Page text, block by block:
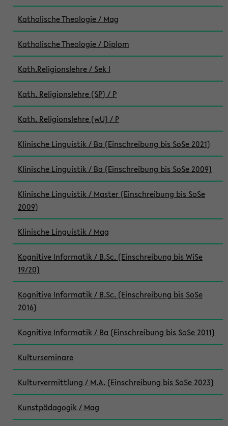
Katholische Theologie / Mag
Katholische Theologie / Diplom
Kath.Religionslehre / Sek I
Kath. Religionslehre (SP) / P
Kath. Religionslehre (wU) / P
Klinische Linguistik / Ba (Einschreibung bis SoSe 2021)
Klinische Linguistik / Ba (Einschreibung bis SoSe 2009)
Klinische Linguistik / Master (Einschreibung bis SoSe
2009)
Klinische Linguistik / Mag
Kognitive Informatik / B.Sc. (Einschreibung bis WiSe
19/20)
Kognitive Informatik / B.Sc. (Einschreibung bis SoSe
2016)
Kognitive Informatik / Ba (Einschreibung bis SoSe 2011)
Kulturseminare
Kulturvermittlung / M.A. (Einschreibung bis SoSe 2023)
Kunstpädagogik / Mag